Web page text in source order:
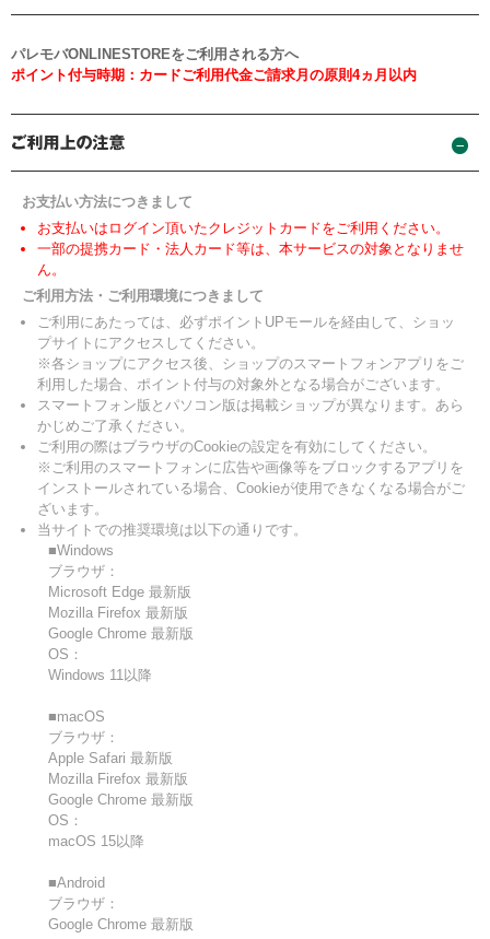
パレモバONLINESTOREをご利用される方へ
ポイント付与時期：カードご利用代金ご請求月の原則4ヵ月以内
お支払い方法につきまして
お支払いはログイン頂いたクレジットカードをご利用ください。
一部の提携カード・法人カード等は、本サービスの対象となりませ
ん。
ご利用方法・ご利用環境につきまして
ご利用にあたっては、必ずポイントUPモールを経由して、ショッ
プサイトにアクセスしてください。
※各ショップにアクセス後、ショップのスマートフォンアプリをご
利用した場合、ポイント付与の対象外となる場合がございます。
スマートフォン版とパソコン版は掲載ショップが異なります。あら
かじめご了承ください。
ご利用の際はブラウザのCookieの設定を有効にしてください。
※ご利用のスマートフォンに広告や画像等をブロックするアプリを
インストールされている場合、Cookieが使用できなくなる場合がご
ざいます。
当サイトでの推奨環境は以下の通りです。
■Windows
ブラウザ：
Microsoft Edge 最新版
Mozilla Firefox 最新版
Google Chrome 最新版
OS：
Windows 11以降
■macOS
ブラウザ：
Apple Safari 最新版
Mozilla Firefox 最新版
Google Chrome 最新版
OS：
macOS 15以降
■Android
ブラウザ：
Google Chrome 最新版